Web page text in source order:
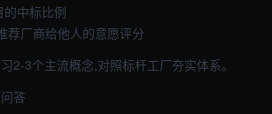
的中标比例
荐厂商给他人的意愿评分
2-3个主流概念,对照标杆工厂夯实体系。
答